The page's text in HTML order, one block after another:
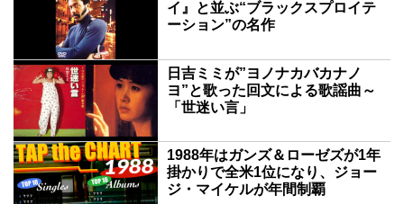
イ』と並ぶ“ブラックスプロイテ
ーション”の名作
日吉ミミが”ヨノナカバカナノ
ヨ”と歌った回文による歌謡曲～
「世迷い言」
1988年はガンズ＆ローゼズが1年
掛かりで全米1位になり、ジョー
ジ・マイケルが年間制覇